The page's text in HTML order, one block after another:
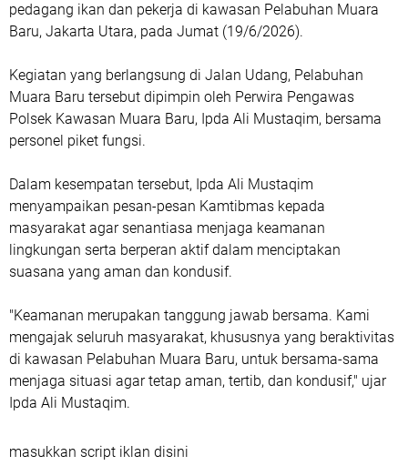
pedagang ikan dan pekerja di kawasan Pelabuhan Muara
Baru, Jakarta Utara, pada Jumat (19/6/2026).
Kegiatan yang berlangsung di Jalan Udang, Pelabuhan
Muara Baru tersebut dipimpin oleh Perwira Pengawas
Polsek Kawasan Muara Baru, Ipda Ali Mustaqim, bersama
personel piket fungsi.
Dalam kesempatan tersebut, Ipda Ali Mustaqim
menyampaikan pesan-pesan Kamtibmas kepada
masyarakat agar senantiasa menjaga keamanan
lingkungan serta berperan aktif dalam menciptakan
suasana yang aman dan kondusif.
"Keamanan merupakan tanggung jawab bersama. Kami
mengajak seluruh masyarakat, khususnya yang beraktivitas
di kawasan Pelabuhan Muara Baru, untuk bersama-sama
menjaga situasi agar tetap aman, tertib, dan kondusif," ujar
Ipda Ali Mustaqim.
masukkan script iklan disini